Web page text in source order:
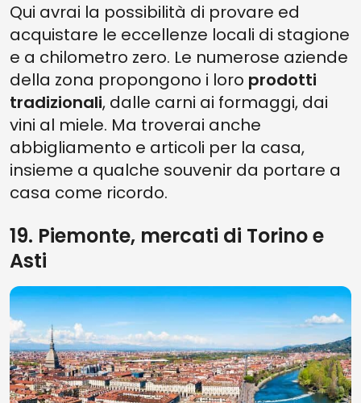
Qui avrai la possibilità di provare ed
acquistare le eccellenze locali di stagione
e a chilometro zero. Le numerose aziende
della zona propongono i loro prodotti
tradizionali, dalle carni ai formaggi, dai
vini al miele. Ma troverai anche
abbigliamento e articoli per la casa,
insieme a qualche souvenir da portare a
casa come ricordo.
19. Piemonte, mercati di Torino e
Asti